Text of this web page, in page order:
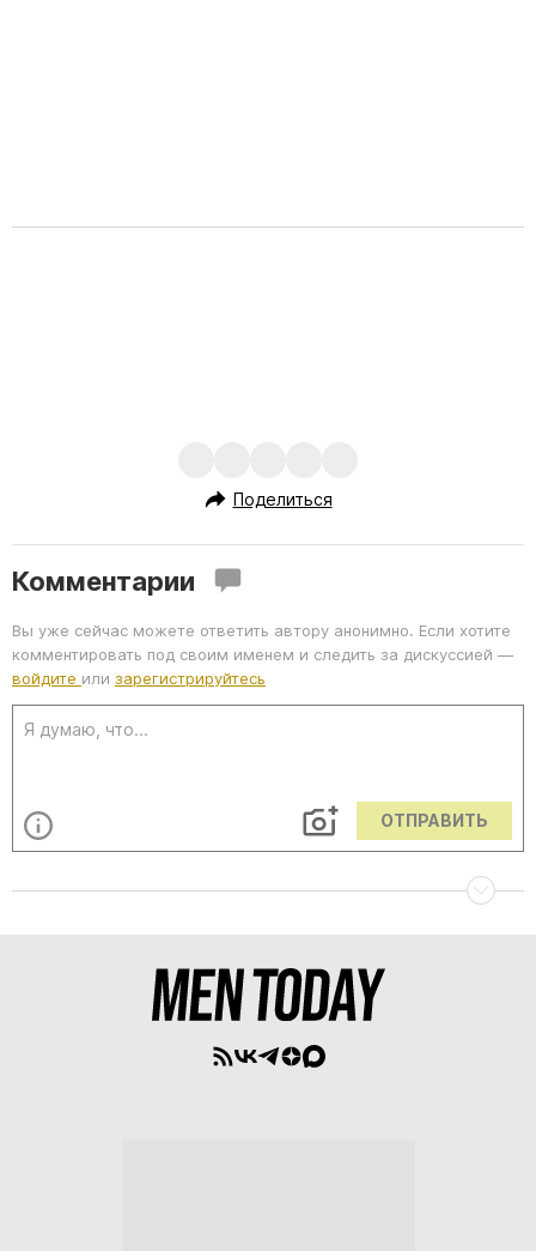
Поделиться
Комментарии
Вы уже сейчас можете ответить автору анонимно. Если хотите
комментировать под своим именем и следить за дискуссией —
войдите или зарегистрируйтесь
ОТПРАВИТЬ